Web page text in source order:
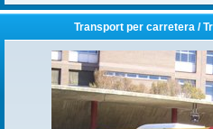
Transport per carretera /